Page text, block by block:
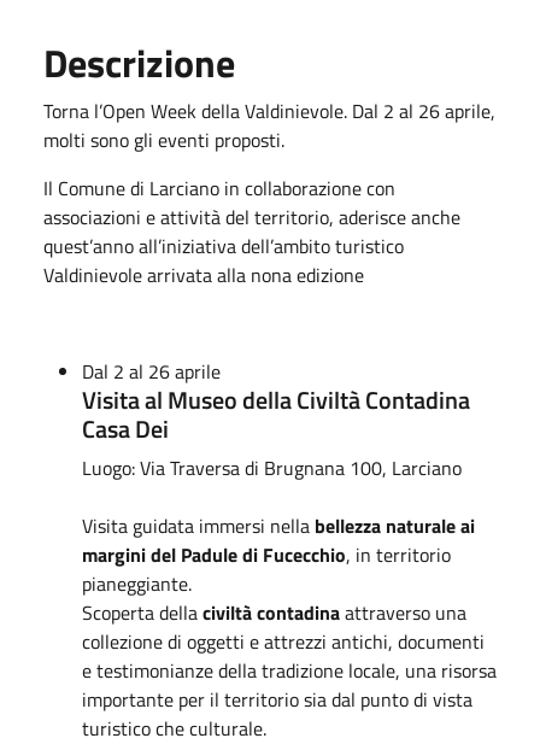
Descrizione
Torna l’Open Week della Valdinievole. Dal 2 al 26 aprile,
molti sono gli eventi proposti.
Il Comune di Larciano in collaborazione con
associazioni e attività del territorio, aderisce anche
quest’anno all’iniziativa dell’ambito turistico
Valdinievole arrivata alla nona edizione
Dal 2 al 26 aprile
Visita al Museo della Civiltà Contadina
Casa Dei
Luogo: Via Traversa di Brugnana 100, Larciano
Visita guidata immersi nella bellezza naturale ai
margini del Padule di Fucecchio, in territorio
pianeggiante.
Scoperta dellaciviltà contadinaattraverso una
collezione di oggetti e attrezzi antichi, documenti
e testimonianze della tradizione locale, una risorsa
importante per il territorio sia dal punto di vista
turistico che culturale.